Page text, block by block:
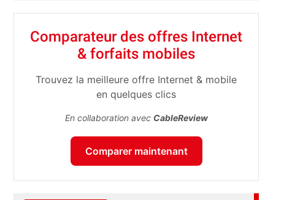
Comparateur des offres Internet
& forfaits mobiles
Trouvez la meilleure offre Internet & mobile
en quelques clics
En collaboration avec CableReview
Comparer maintenant